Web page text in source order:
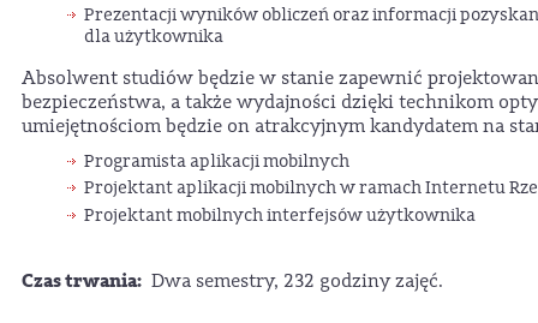
Prezentacji wyników obliczeń oraz informacji
dla użytkownika
Absolwent studiów będzie w stanie zapewnić
bezpieczeństwa, a także wydajności dzięki technikom
umiejętnościom będzie on atrakcyjnym kandydatem na
Programista aplikacji mobilnych
Projektant aplikacji mobilnych w ramach Internetu
Projektant mobilnych interfejsów użytkownika
Czas trwania: Dwa semestry, 232 godziny zajęć.